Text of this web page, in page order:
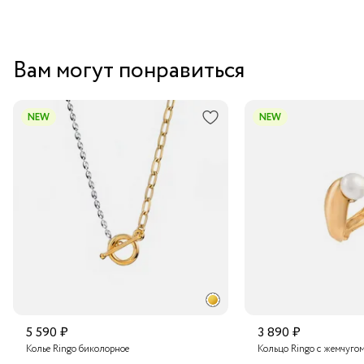
Вам могут понравиться
NEW
5 590 ₽
Колье Ringo биколорное
NEW
3 890 ₽
Кольцо Ringo с